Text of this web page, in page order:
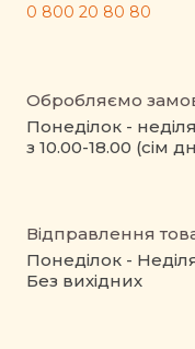
0 800 20 80 80
Обробляємо
Понеділок - неділя
з 10.00-18.00 (сім
Відправлення
Понеділок -
Без вихідних